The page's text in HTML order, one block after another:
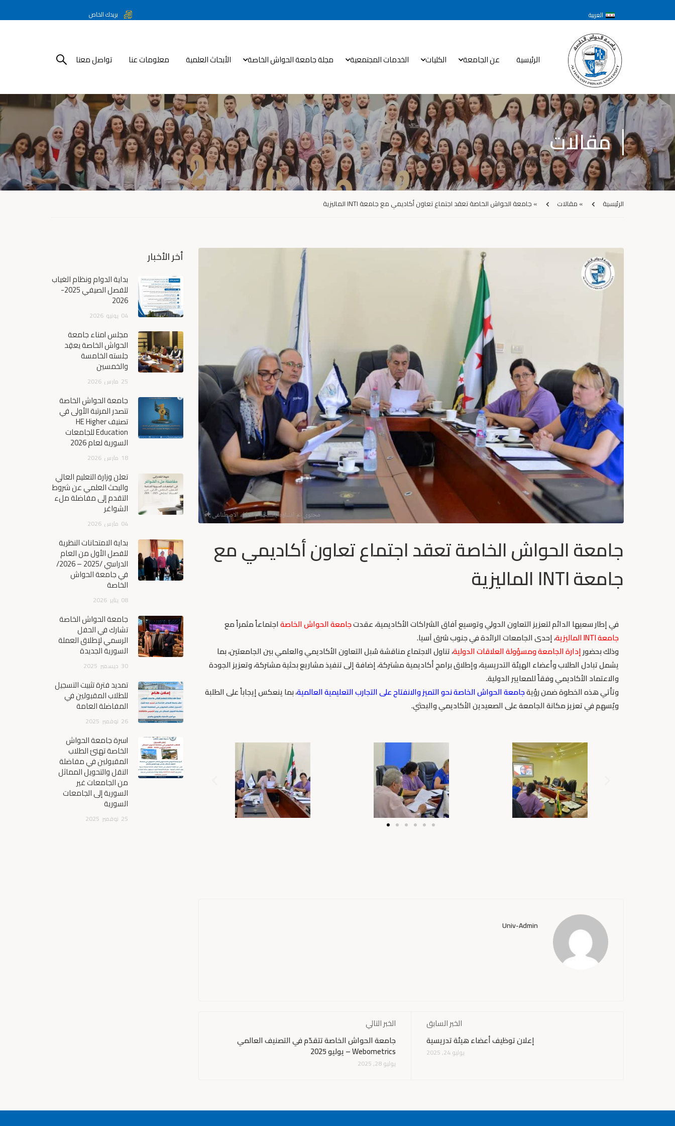
العربية بريدك الخاص
الرئيسية عن الجامعة الكليات الخدمات المجتمعية مجلة جامعة الحواش الخاصة الأبحاث العلمية معلومات عنا تواصل معنا
مقالات
الرئيسية » مقالات » جامعة الحواش الخاصة تعقد اجتماع تعاون أكاديمي مع جامعة INTI الماليزية
جامعة الحواش الخاصة تعقد اجتماع تعاون أكاديمي مع
جامعة INTI الماليزية
في إطار سعيها الدائم لتعزيز التعاون الدولي وتوسيع آفاق الشراكات الأكاديمية، عقدتجامعة الحواش الخاصةاجتماعاً مثمراً مع
جامعة INTI الماليزية
، إحدى الجامعات الرائدة في جنوب شرق آسيا.
وذلك بحضورإدارة الجامعة ومسؤولة العلاقات الدولية، تناول الاجتماع مناقشة سُبل التعاون الأكاديمي والعلمي بين الجامعتين، بما
يشمل تبادل الطلاب وأعضاء الهيئة التدريسية، وإطلاق برامج أكاديمية مشتركة، إضافة إلى تنفيذ مشاريع بحثية مشتركة، وتعزيز الجودة
والاعتماد الأكاديمي وفقاً للمعايير الدولية.
وتأتي هذه الخطوة ضمن رؤيةجامعة الحواش الخاصة نحو التميز والانفتاح على التجارب التعليمية العالمية، بما ينعكس إيجاباً على الطلبة
ويُسهم في تعزيز مكانة الجامعة على الصعيدين الأكاديمي والبحثي.
Univ-Admin
الخبر السابق
إعلان توظيف أعضاء هيئة تدريسية
يوليو 24, 2025
الخبر التالي
جامعة الحواش الخاصة تتقدّم في التصنيف العالمي
Webometrics – يوليو 2025
يوليو 28, 2025
أخر الأخبار
بداية الدوام ونظام الغياب
للفصل الصيفي 2025-
2026
04 يونيو 2026
مجلس أمناء جامعة
الحواش الخاصة يعقِد
جلسته الخامسة
والخمسين
25 مارس 2026
جامعة الحواش الخاصة
تتصدر المرتبة الأولى في
تصنيف HE Higher
Education للجامعات
السورية لعام 2026
18 مارس 2026
تعلن وزارة التعليم العالي
والبحث العلمي عن شروط
التقدم إلى مفاضلة ملء
الشواغر
04 مارس 2026
بداية الامتحانات النظرية
للفصل الأول من العام
الدراسي /2025 – 2026/
في جامعة الحواش
الخاصة
08 يناير 2026
جامعة الحواش الخاصة
تشارك في الحفل
الرسمي لإطلاق العملة
السورية الجديدة
30 ديسمبر 2025
تمديد فترة تثبيت التسجيل
للطلاب المقبولين في
المفاضلة العامة
26 نوفمبر 2025
أسرة جامعة الحواش
الخاصة تهنئ الطلاب
المقبولين في مفاضلة
النقل والتحويل المماثل
من الجامعات غير
السورية إلى الجامعات
السورية
25 نوفمبر 2025